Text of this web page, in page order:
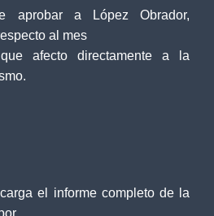
aprobar a López Obrador,
al mes
afecto directamente a la
el informe completo de la